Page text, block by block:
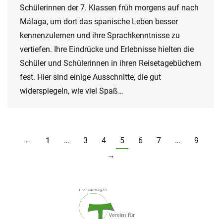
Schülerinnen der 7. Klassen früh morgens auf nach
Málaga, um dort das spanische Leben besser
kennenzulernen und ihre Sprachkenntnisse zu
vertiefen. Ihre Eindrücke und Erlebnisse hielten die
Schüler und Schülerinnen in ihren Reisetagebüchern
fest. Hier sind einige Ausschnitte, die gut
widerspiegeln, wie viel Spaß…
← 1 … 3 4 5 6 7 …
9
→